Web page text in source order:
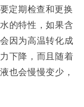
定期检查和更换
的特性，如果含
因为高温转化成
下降，而且随着
也会慢慢变少，